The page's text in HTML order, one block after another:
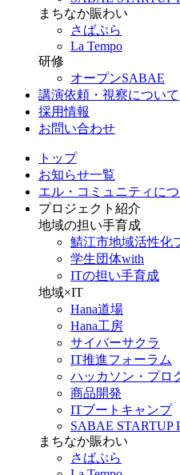
まちなか賑わい
さばぷら
La Tempo
研修
オープンSABAE
講演依頼・視察について
採用情報
お問い合わせ
トップ
お知らせ一覧
エル・コミュニティに
プロジェクト紹介
地域の担い手育成
鯖江市地域活性化
学生団体with
ITの担い手育成
地域×IT
Hana道場
Hana工房
サイバーサクラ
IT推進フォーラム
ハッカソン・プロ
商品開発
ITブートキャンプ
SABAE STARTUP
まちなか賑わい
さばぷら